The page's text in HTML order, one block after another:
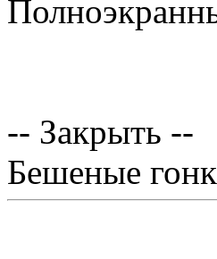
-- Закрыть --
Бешеные